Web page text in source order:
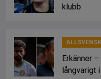
klubb
Erkänner
långvarigt